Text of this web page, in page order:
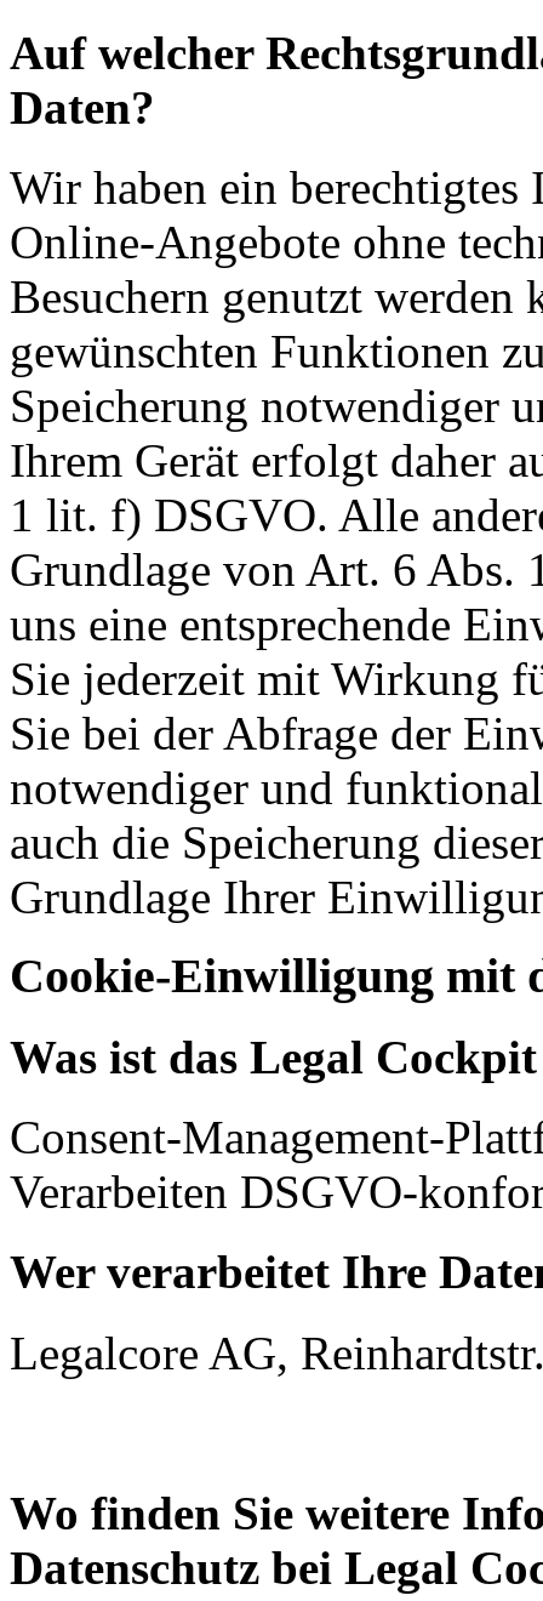
Auf welcher
Daten?
Wir haben ein berechtigtes
Online-Angebote ohne
Besuchern genutzt werden
gewünschten Funktionen
Speicherung notwendiger
Ihrem Gerät erfolgt daher
1 lit. f) DSGVO. Alle
Grundlage von Art. 6 Abs.
uns eine entsprechende
Sie jederzeit mit Wirkung
Sie bei der Abfrage der
notwendiger und
auch die Speicherung
Grundlage Ihrer
Cookie-Einwilligung mit
Was ist das Legal
Consent-Management-
Verarbeiten DSGVO-
Wer verarbeitet Ihre
Legalcore AG,
Wo finden Sie weitere
Datenschutz bei Legal